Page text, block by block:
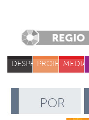
DESPREPROIECTEMEDIA